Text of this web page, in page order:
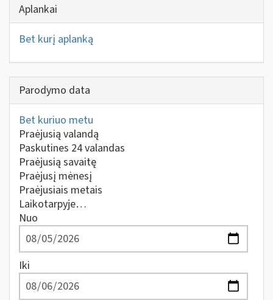
Aplankai
Bet kurį aplanką
Parodymo data
Bet kuriuo metu
Praėjusią valandą
Paskutines 24 valandas
Praėjusią savaitę
Praėjusį mėnesį
Praėjusiais metais
Laikotarpyje…
Nuo
Iki